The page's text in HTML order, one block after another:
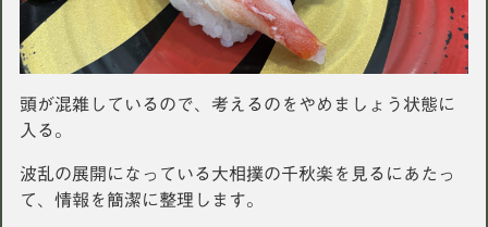
頭が混雑しているので、考えるのをやめましょう状態に
入る。
波乱の展開になっている大相撲の千秋楽を見るにあたっ
て、情報を簡潔に整理します。